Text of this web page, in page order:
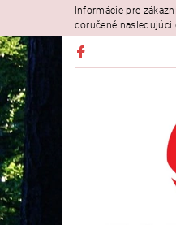
Informácie pre
doručené nasledujúci